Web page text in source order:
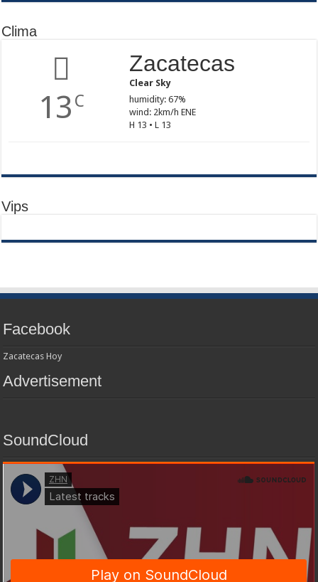
Clima
13 C
Zacatecas
Clear Sky
humidity: 67%
wind: 2km/h ENE
H 13 • L 13
Vips
Facebook
Zacatecas Hoy
Advertisement
SoundCloud